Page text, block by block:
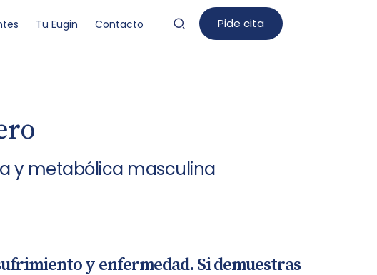
Tu Eugin Contacto Pide cita
y metabólica masculina
y enfermedad. Si demuestras